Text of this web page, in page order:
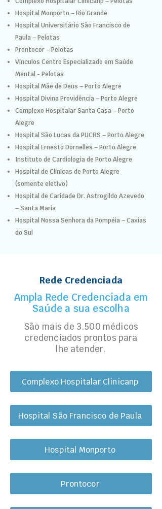
Hospital Monporto – Rio Grande
Hospital Universitário São Francisco de
Paula – Pelotas
Prontocor – Pelotas
Vínculos Centro Especializado em Saúde
Mental - Pelotas
Hospital Mãe de Deus – Porto Alegre
Hospital Divina Providência – Porto Alegre
Complexo Hospitalar Santa Casa – Porto
Alegre
Hospital São Lucas da PUCRS – Porto Alegre
Hospital Ernesto Dornelles – Porto Alegre
Instituto de Cardiologia de Porto Alegre
Hospital de Clínicas de Porto Alegre
(somente eletivo)
Hospital de Caridade Dr. Astrogildo Azevedo
– Santa Maria
Hospital Nossa Senhora da Pompéia – Caxias
do Sul
Rede Credenciada
Ampla Rede Credenciada em
Saúde a sua escolha
São mais de 3.500 médicos
credenciados prontos para
lhe atender.
Complexo Hospitalar Clinicanp
Hospital São Francisco de Paula
Hospital Monporto
Prontocor